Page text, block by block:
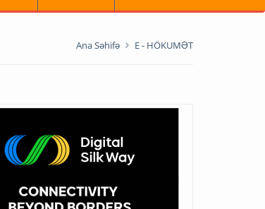
Ana Səhifə E - HÖKUMƏT